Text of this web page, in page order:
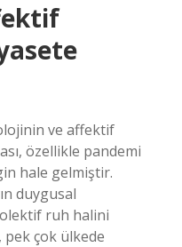
ve affektif
özellikle pandemi
hale gelmiştir.
duygusal
ruh halini
çok ülkede